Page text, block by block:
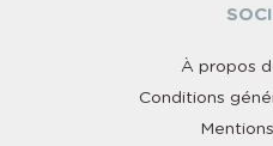
À propos
Conditions